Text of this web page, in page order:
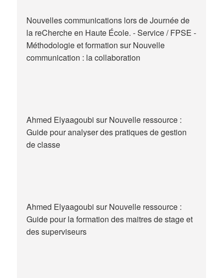
Nouvelles communications lors de Journée de
la reCherche en Haute École. - Service / FPSE -
Méthodologie et formation surNouvelle
communication : la collaboration
Ahmed Elyaagoubi surNouvelle ressource :
Guide pour analyser des pratiques de gestion
de classe
Ahmed Elyaagoubi surNouvelle ressource :
Guide pour la formation des maitres de stage et
des superviseurs